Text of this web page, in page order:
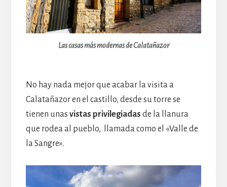
Las casas más modernas de Calatañazor
No hay nada mejor que acabar la visita a
Calatañazor en el castillo, desde su torre se
tienen unas vistas privilegiadas de la llanura
que rodea al pueblo, llamada como el «Valle de
la Sangre».